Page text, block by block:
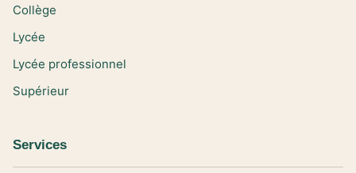
Collège
Lycée
Lycée professionnel
Supérieur
Services